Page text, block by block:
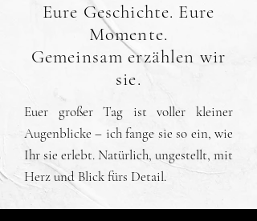
Eure Geschichte. Eure
Momente.
Gemeinsam erzählen wir
sie.
Euer großer Tag ist voller kleiner
Augenblicke – ich fange sie so ein, wie
Ihr sie erlebt. Natürlich, ungestellt, mit
Herz und Blick fürs Detail.